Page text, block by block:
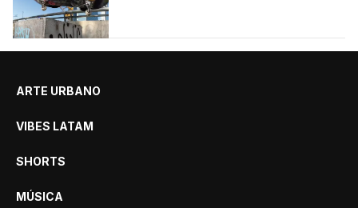
ARTE URBANO
VIBES LATAM
SHORTS
MÚSICA